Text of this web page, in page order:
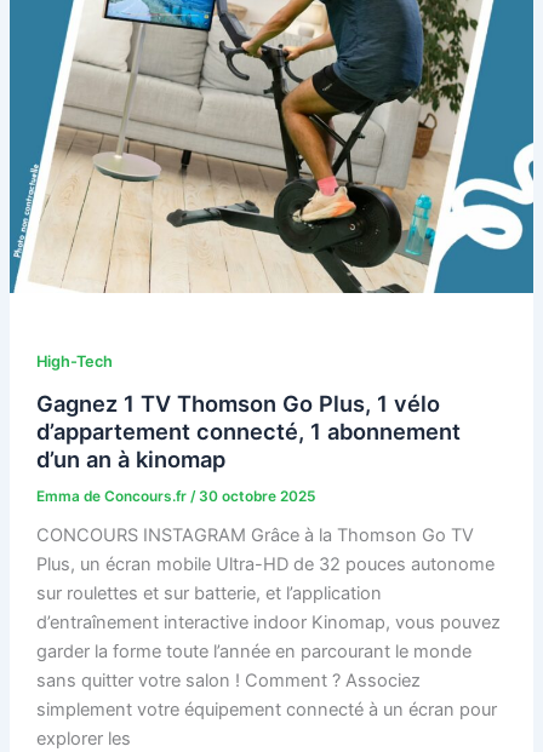
High-Tech
Gagnez 1 TV Thomson Go Plus, 1 vélo
d’appartement connecté, 1 abonnement
d’un an à kinomap
Emma de Concours.fr / 30 octobre 2025
CONCOURS INSTAGRAM Grâce à la Thomson Go TV
Plus, un écran mobile Ultra-HD de 32 pouces autonome
sur roulettes et sur batterie, et l’application
d’entraînement interactive indoor Kinomap, vous pouvez
garder la forme toute l’année en parcourant le monde
sans quitter votre salon ! Comment ? Associez
simplement votre équipement connecté à un écran pour
explorer les